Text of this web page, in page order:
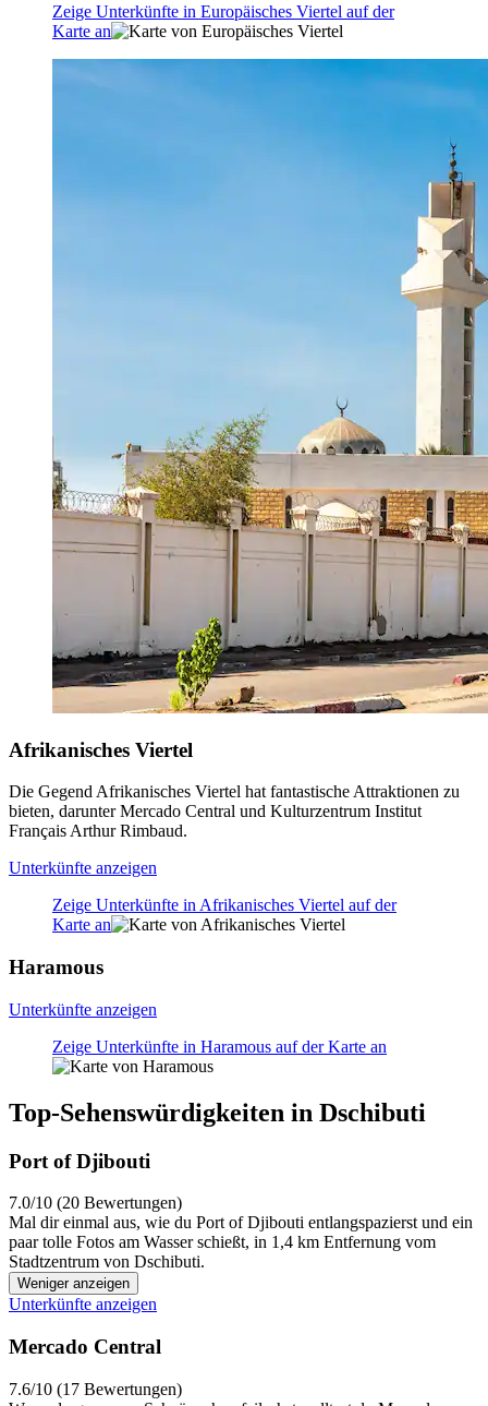
Zeige Unterkünfte in Europäisches Viertel auf der
Karte an
Afrikanisches Viertel
Die Gegend Afrikanisches Viertel hat fantastische Attraktionen zu
bieten, darunter Mercado Central und Kulturzentrum Institut
Français Arthur Rimbaud.
Unterkünfte anzeigen
Zeige Unterkünfte in Afrikanisches Viertel auf der
Karte an
Haramous
Unterkünfte anzeigen
Zeige Unterkünfte in Haramous auf der Karte an
Top-Sehenswürdigkeiten in Dschibuti
Port of Djibouti
7.0/10 (20 Bewertungen)
Mal dir einmal aus, wie du Port of Djibouti entlangspazierst und ein
paar tolle Fotos am Wasser schießt, in 1,4 km Entfernung vom
Stadtzentrum von Dschibuti.
Weniger anzeigen
Unterkünfte anzeigen
Mercado Central
7.6/10 (17 Bewertungen)